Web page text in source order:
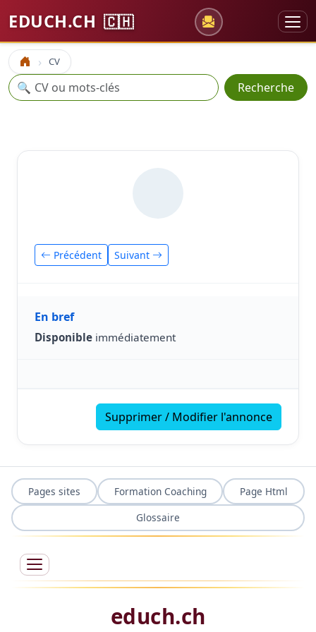
EDUCH.CH 🇨🇭
Accueil CV
Recherche
🔍 Recherche
Précédent Suivant
En bref
Disponible immédiatement
Supprimer / Modifier l'annonce
Pages sites Formation Coaching
Page Html
Glossaire
educh.ch